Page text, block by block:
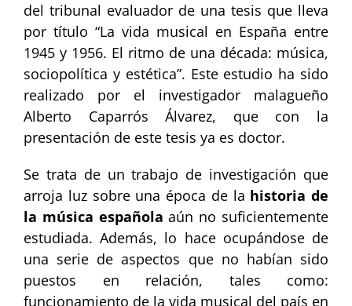
del tribunal evaluador de una tesis que lleva
por título “La vida musical en España entre
1945 y 1956. El ritmo de una década: música,
sociopolítica y estética”. Este estudio ha sido
realizado por el investigador malagueño
Alberto Caparrós Álvarez, que con la
presentación de este tesis ya es doctor.
Se trata de un trabajo de investigación que
arroja luz sobre una época de la historia de
la música española aún no suficientemente
estudiada. Además, lo hace ocupándose de
una serie de aspectos que no habían sido
puestos en relación, tales como:
funcionamiento de la vida musical del país en